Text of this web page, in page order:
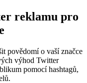
reklamu pro
povědomí o vaší značce
výhod Twitter
pomocí hashtagů,